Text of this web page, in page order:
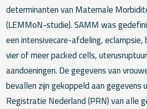
determinanten van Maternale
(LEMMoN-studie). SAMM was
een intensivecare-afdeling,
vier of meer packed cells,
aandoeningen. De gegevens van
bevallen zijn gekoppeld aan gegevens
Registratie Nederland (PRN) van alle